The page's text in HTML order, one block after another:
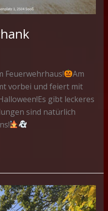
Feuerwehrhaus!
Am
vorbei und feiert mit
gibt leckeres
sind natürlich